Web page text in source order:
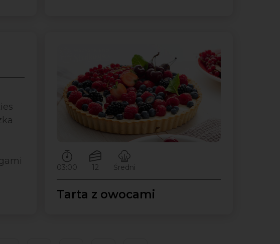
Czas przygotowywania:
03:00
Ilość porcji:
12
Poziom trudności:
Średni
Tarta z owocami